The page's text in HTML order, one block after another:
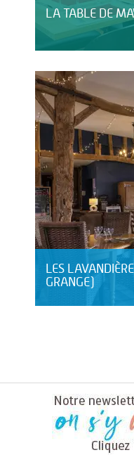
LA TABLE DE
LES
GRANGE)